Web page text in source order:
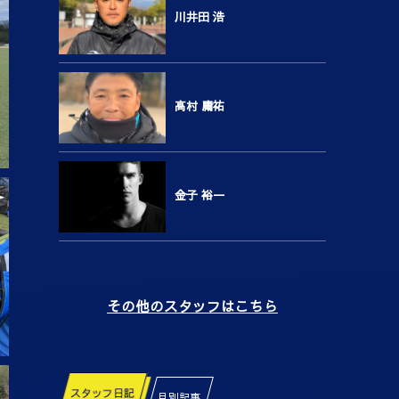
川井田 浩
高村 庸祐
金子 裕一
その他のスタッフはこちら
スタッフ日記